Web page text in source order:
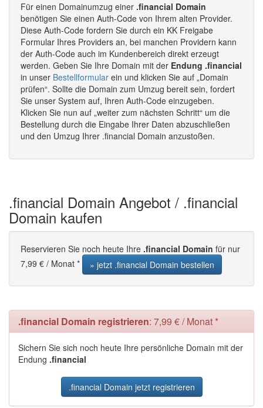
Für einen Domainumzug einer .financial Domain
benötigen Sie einen Auth-Code von Ihrem alten Provider.
Diese Auth-Code fordern Sie durch ein KK Freigabe
Formular Ihres Providers an, bei manchen Providern kann
der Auth-Code auch im Kundenbereich direkt erzeugt
werden. Geben Sie Ihre Domain mit der Endung .financial
in unser Bestellformular ein und klicken Sie auf „Domain
prüfen“. Sollte die Domain zum Umzug bereit sein, fordert
Sie unser System auf, Ihren Auth-Code einzugeben.
Klicken Sie nun auf „weiter zum nächsten Schritt“ um die
Bestellung durch die Eingabe Ihrer Daten abzuschließen
und den Umzug Ihrer .financial Domain anzustoßen.
.financial Domain Angebot / .financial
Domain kaufen
Reservieren Sie noch heute Ihre .financial Domain für nur
7,99 € / Monat *
» jetzt .financial Domain bestellen
.financial Domain registrieren: 7,99 € / Monat *
Sichern Sie sich noch heute Ihre persönliche Domain mit der
Endung .financial
.financial Domain jetzt registrieren